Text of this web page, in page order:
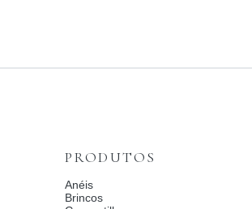
PRODUTOS
Anéis
Brincos